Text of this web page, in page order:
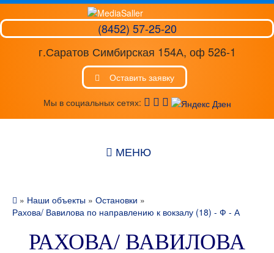
(8452) 57-25-20
г.Саратов Симбирская 154А, оф 526-1
Оставить заявку
Мы в социальных сетях:
МЕНЮ
» Наши объекты » Остановки »
Рахова/ Вавилова по направлению к вокзалу (18) - Ф - А
РАХОВА/ ВАВИЛОВА